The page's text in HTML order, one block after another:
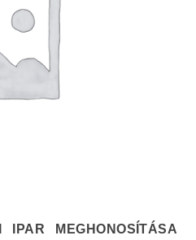
IPAR MEGHONOSÍTÁSA